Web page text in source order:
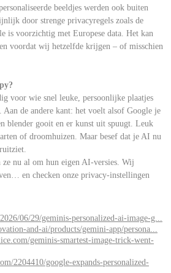
beeldjes werden ook buiten
door strenge privacyregels zoals de
is voorzichtig met Europese data. Het kan
voordat wij hetzelfde krijgen – of misschien
voor wie snel leuke, persoonlijke plaatjes
Aan de andere kant: het voelt alsof Google je
blender gooit en er kunst uit spuugt. Leuk
of droomhuizen. Maar besef dat je AI nu
nu al om hun eigen AI-versies. Wij
en checken onze privacy-instellingen
06/29/geminis-personalized-ai-image-g...
and-ai/products/gemini-app/persona...
geminis-smartest-image-trick-went-
2204410/google-expands-personalized-